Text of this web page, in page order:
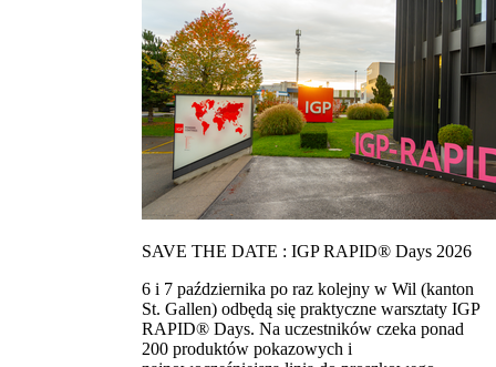
SAVE THE DATE : IGP RAPID® Days 2026
6 i 7 października po raz kolejny w Wil (kanton
St. Gallen) odbędą się praktyczne warsztaty IGP
RAPID® Days. Na uczestników czeka ponad
200 produktów pokazowych i